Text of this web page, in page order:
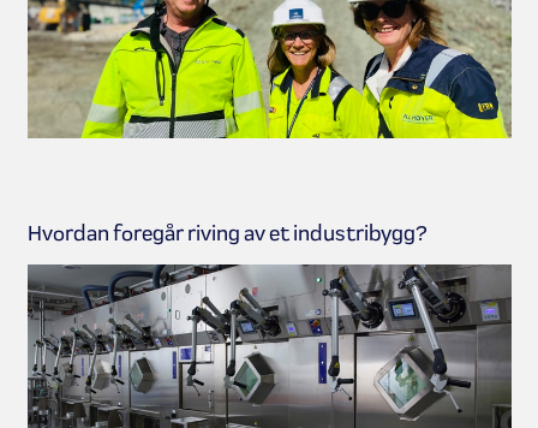
Hvordan foregår riving av et industribygg?